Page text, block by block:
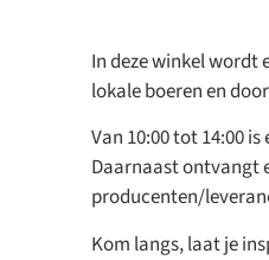
In deze winkel wordt
lokale boeren en
Van 10:00 tot 14:00
Daarnaast ontvangt
producenten/
Kom langs, laat je